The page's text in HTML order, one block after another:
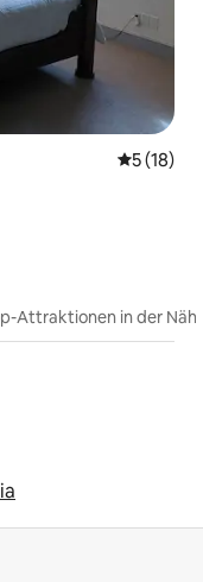
5 (18)
Attraktionen in der